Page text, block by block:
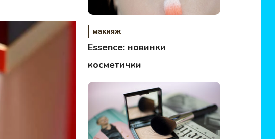
макияж
Essence: новинки
косметички